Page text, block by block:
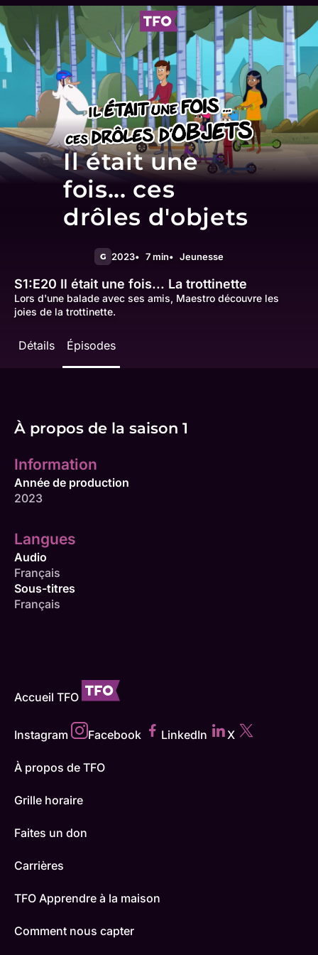
Il était une
fois... ces
drôles d'objets
G 2023 7 min Jeunesse
S1:E20 Il était une fois... La trottinette
Lors d'une balade avec ses amis, Maestro découvre les
joies de la trottinette.
Détails Épisodes
À propos de la saison 1
Information
Année de production
2023
Langues
Audio
Français
Sous-titres
Français
Accueil TFO
Instagram Facebook LinkedIn X
À propos de TFO
Grille horaire
Faites un don
Carrières
TFO Apprendre à la maison
Comment nous capter